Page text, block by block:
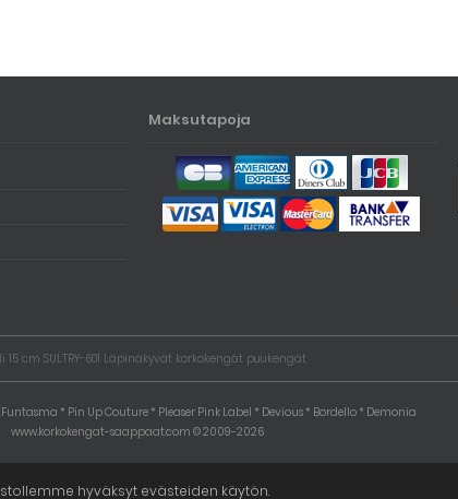
Maksutapoja
15 cm SULTRY-601 Läpinäkyvät korkokengät puukengät
* Pin Up Couture * Pleaser Pink Label * Devious * Bordello * Demonia
www.korkokengat-saappaat.com © 2009-2026
hyväksyt evästeiden käytön.